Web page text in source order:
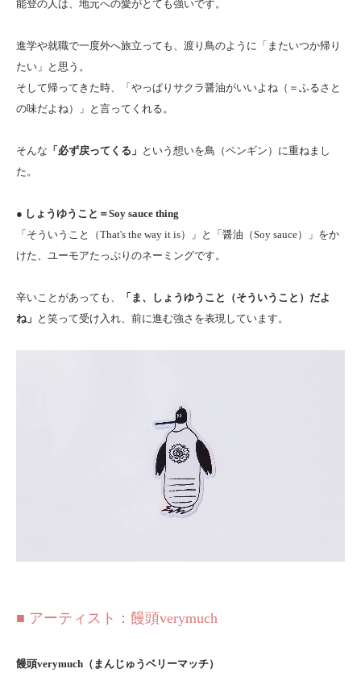
能登の人は、地元への愛がとても強いです。
進学や就職で一度外へ旅立っても、渡り鳥のように「またいつか帰り
たい」と思う。
そして帰ってきた時、「やっぱりサクラ醤油がいいよね（＝ふるさと
の味だよね）」と言ってくれる。
そんな 「必ず戻ってくる」 という想いを鳥（ペンギン）に重ねまし
た。
● しょうゆうこと＝Soy sauce thing
「そういうこと（That's the way it is）」と「醤油（Soy sauce）」をか
けた、ユーモアたっぷりのネーミングです。
辛いことがあっても、
「ま、しょうゆうこと（そういうこと）だよ
ね」 と笑って受け入れ、前に進む強さを表現しています。
■ アーティスト：饅頭verymuch
饅頭verymuch（まんじゅうベリーマッチ）